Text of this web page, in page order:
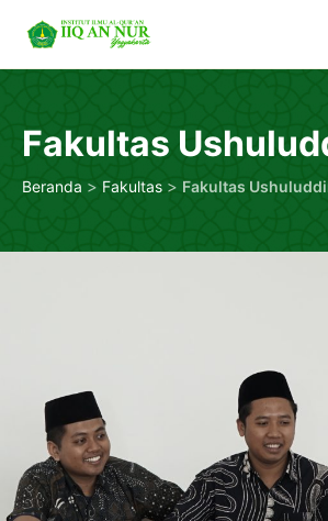
content
Fakultas
Beranda > Fakultas > Fakultas